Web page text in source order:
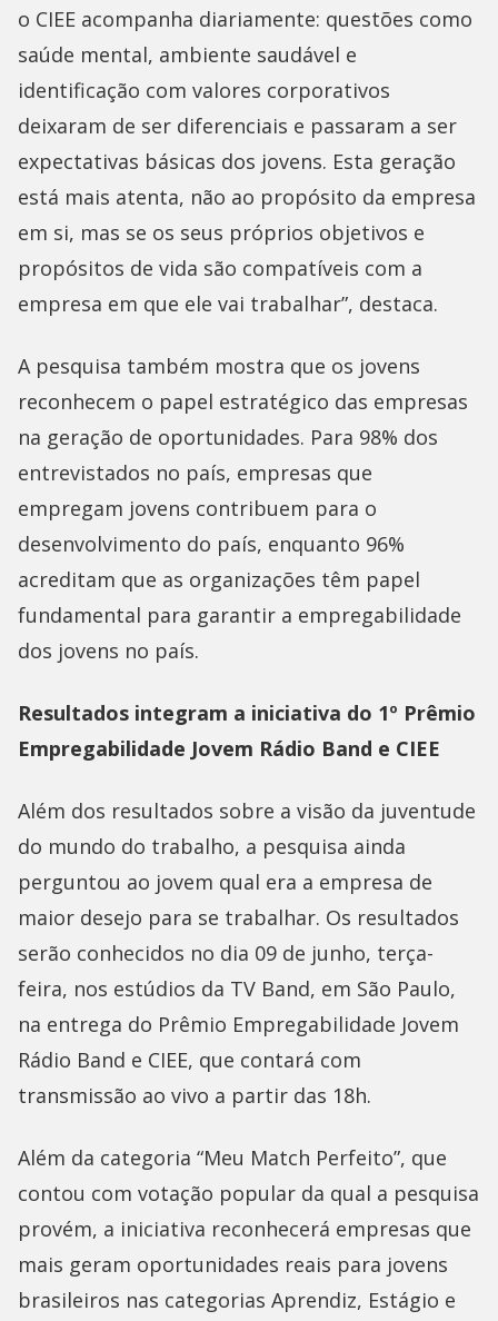
o CIEE acompanha diariamente: questões como
saúde mental, ambiente saudável e
identificação com valores corporativos
deixaram de ser diferenciais e passaram a ser
expectativas básicas dos jovens. Esta geração
está mais atenta, não ao propósito da empresa
em si, mas se os seus próprios objetivos e
propósitos de vida são compatíveis com a
empresa em que ele vai trabalhar”, destaca.
A pesquisa também mostra que os jovens
reconhecem o papel estratégico das empresas
na geração de oportunidades. Para 98% dos
entrevistados no país, empresas que
empregam jovens contribuem para o
desenvolvimento do país, enquanto 96%
acreditam que as organizações têm papel
fundamental para garantir a empregabilidade
dos jovens no país.
Resultados integram a iniciativa do 1º Prêmio
Empregabilidade Jovem Rádio Band e CIEE
Além dos resultados sobre a visão da juventude
do mundo do trabalho, a pesquisa ainda
perguntou ao jovem qual era a empresa de
maior desejo para se trabalhar. Os resultados
serão conhecidos no dia 09 de junho, terça-
feira, nos estúdios da TV Band, em São Paulo,
na entrega do Prêmio Empregabilidade Jovem
Rádio Band e CIEE, que contará com
transmissão ao vivo a partir das 18h.
Além da categoria “Meu Match Perfeito”, que
contou com votação popular da qual a pesquisa
provém, a iniciativa reconhecerá empresas que
mais geram oportunidades reais para jovens
brasileiros nas categorias Aprendiz, Estágio e